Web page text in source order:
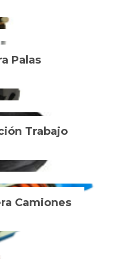
Palas
Trabajo
Camiones